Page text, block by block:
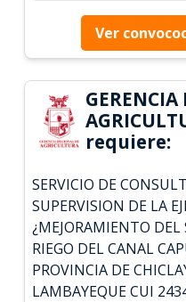
Ver
GERENCIA
requiere:
SERVICIO DE
SUPERVISION DE LA
¿MEJORAMIENTO DEL
RIEGO DEL CANAL
PROVINCIA DE
LAMBAYEQUE CUI